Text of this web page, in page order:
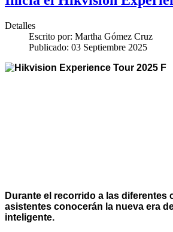
Detalles
Escrito por: Martha Gómez Cruz
Publicado: 03 Septiembre 2025
Durante el recorrido a las diferentes
asistentes conocerán la nueva era
inteligente.